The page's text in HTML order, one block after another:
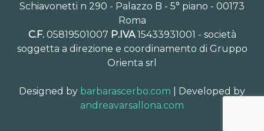
Schiavonetti n 290 - Palazzo B - 5° piano - 00173
Roma
C.F.05819501007 P.IVA15433931001 - società
soggetta a direzione e coordinamento di Gruppo
Orienta srl
Designed by barbarascerbo.com | Developed by
andreavarsallona.com